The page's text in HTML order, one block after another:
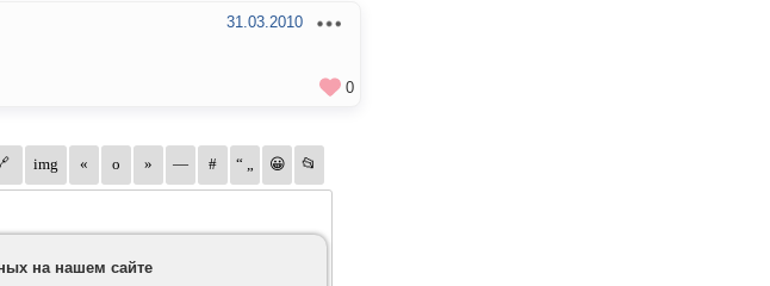
31.03.2010
0
на нашем сайте